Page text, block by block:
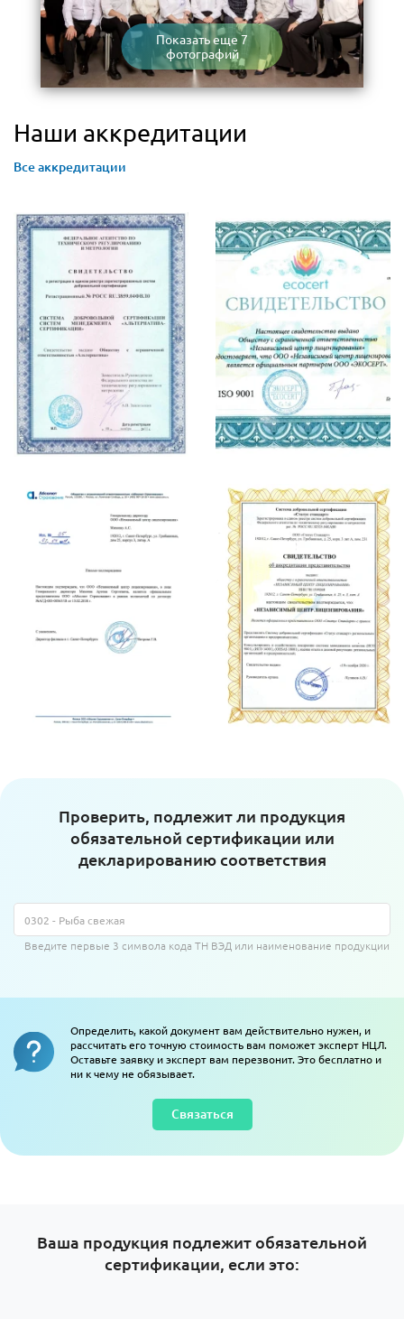
Показать еще 7
фотографий
Наши аккредитации
Все аккредитации
Проверить, подлежит ли продукция
обязательной сертификации или
декларированию соответствия
Введите первые 3 символа кода ТН ВЭД или наименование продукции
Определить, какой документ вам действительно нужен, и
рассчитать его точную стоимость вам поможет эксперт НЦЛ.
Оставьте заявку и эксперт вам перезвонит. Это бесплатно и
ни к чему не обязывает.
Связаться
Ваша продукция подлежит обязательной
сертификации, если это: